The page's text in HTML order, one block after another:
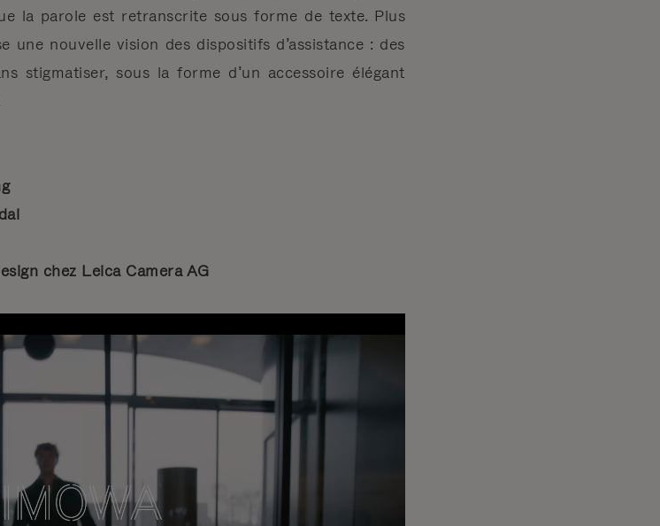
la parole est retranscrite sous forme de texte. Plus
une nouvelle vision des dispositifs d’assistance : des
stigmatiser, sous la forme d’un accessoire élégant
chez Leica Camera AG